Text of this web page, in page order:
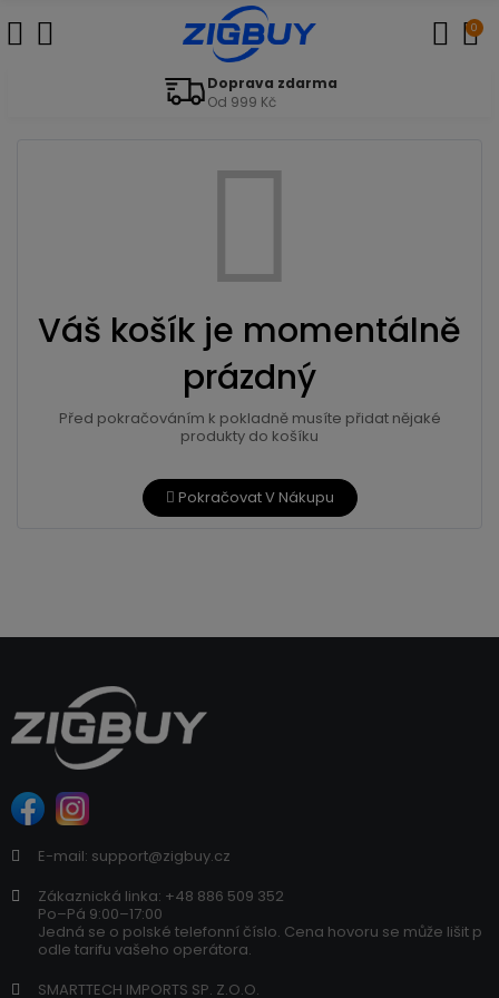
0
Doprava zdarma
Od 999 Kč
Váš košík je momentálně
prázdný
Před pokračováním k pokladně musíte přidat nějaké
produkty do košíku
Pokračovat V Nákupu
E-mail: support@zigbuy.cz
Zákaznická linka: +48 886 509 352
Po–Pá 9:00–17:00
Jedná se o polské telefonní číslo. Cena hovoru se může lišit p
odle tarifu vašeho operátora.
SMARTTECH IMPORTS SP. Z.O.O.